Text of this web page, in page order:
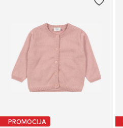
PROMOCIJA